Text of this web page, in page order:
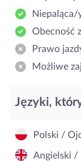
Niepaląca/
Obecność
Prawo
Możliwe
Języki,
Polski /
Angielski /